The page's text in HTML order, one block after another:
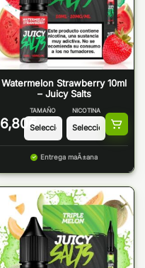
Watermelon Strawberry 10ml
– Juicy Salts
6,80 €
TAMAÑO NICOTINA
Entrega maÃ±ana